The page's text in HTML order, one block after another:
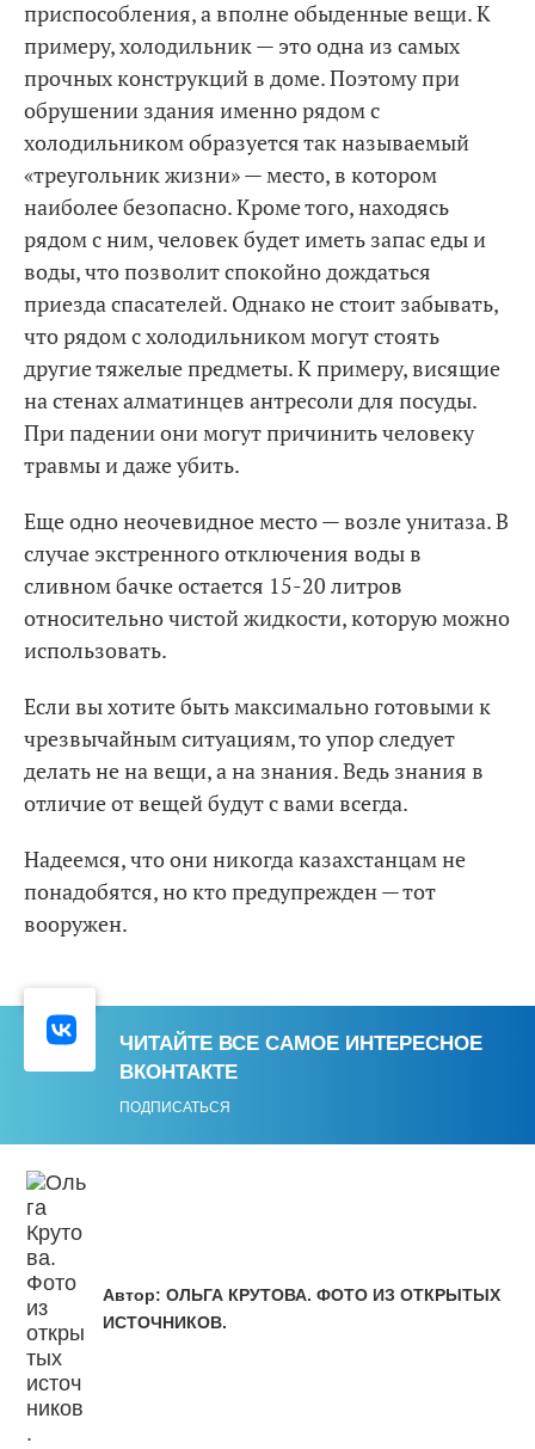
приспособления, а вполне обыденные вещи. К
примеру, холодильник — это одна из самых
прочных конструкций в доме. Поэтому при
обрушении здания именно рядом с
холодильником образуется так называемый
«треугольник жизни» — место, в котором
наиболее безопасно. Кроме того, находясь
рядом с ним, человек будет иметь запас еды и
воды, что позволит спокойно дождаться
приезда спасателей. Однако не стоит забывать,
что рядом с холодильником могут стоять
другие тяжелые предметы. К примеру, висящие
на стенах алматинцев антресоли для посуды.
При падении они могут причинить человеку
травмы и даже убить.
Еще одно неочевидное место — возле унитаза. В
случае экстренного отключения воды в
сливном бачке остается 15-20 литров
относительно чистой жидкости, которую можно
использовать.
Если вы хотите быть максимально готовыми к
чрезвычайным ситуациям, то упор следует
делать не на вещи, а на знания. Ведь знания в
отличие от вещей будут с вами всегда.
Надеемся, что они никогда казахстанцам не
понадобятся, но кто предупрежден — тот
вооружен.
ЧИТАЙТЕ ВСЕ САМОЕ ИНТЕРЕСНОЕ
ВКОНТАКТЕ
ПОДПИСАТЬСЯ
Автор: ОЛЬГА КРУТОВА. ФОТО ИЗ ОТКРЫТЫХ
ИСТОЧНИКОВ.